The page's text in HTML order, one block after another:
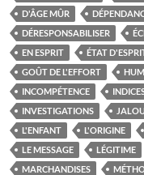
D'ÂGE MÛR
DÉRESPONSABILISER
EN ESPRIT
ÉTAT
GOÛT DE L'EFFORT
INCOMPÉTENCE
INVESTIGATIONS
L'ENFANT
L'ORIGINE
LE MESSAGE
LÉGITIME
MARCHANDISES